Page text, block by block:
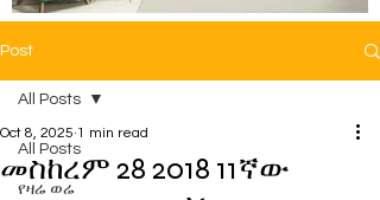
Post
All Posts
የዛሬ ወሬ
All Posts
መስከረም 28 2018 11ኛው
Oct 8, 2025 1 min read